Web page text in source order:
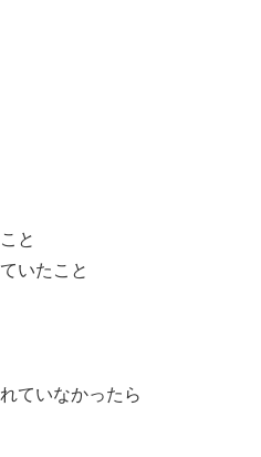
と
いたこと
ていなかったら